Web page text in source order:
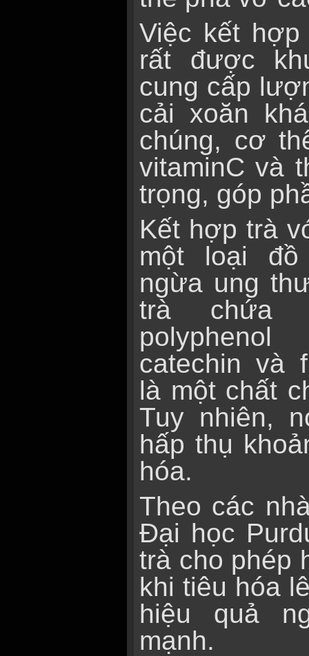
Việc kết
rất được
cung cấp
cải xoăn
chúng, cơ
vitaminC và
trọng, góp
Kết hợp trà
một loại
ngừa ung
trà chứa
catechin và
là một chất
Tuy nhiên,
hấp thụ
hóa.
Theo các
Đại học
trà cho phép
khi tiêu hóa
hiệu quả
mạnh.